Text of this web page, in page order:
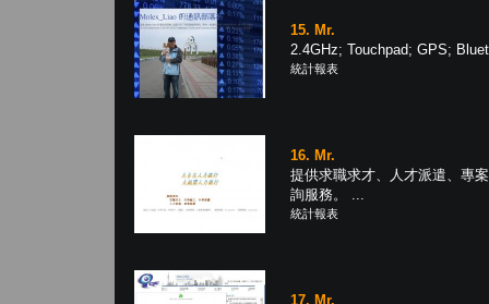
15. Mr.
2.4GHz; Touchpad; GPS;
統計報表
16. Mr.
提供求職求才、人才派遣、專
詢服務。 ...
統計報表
17. Mr.